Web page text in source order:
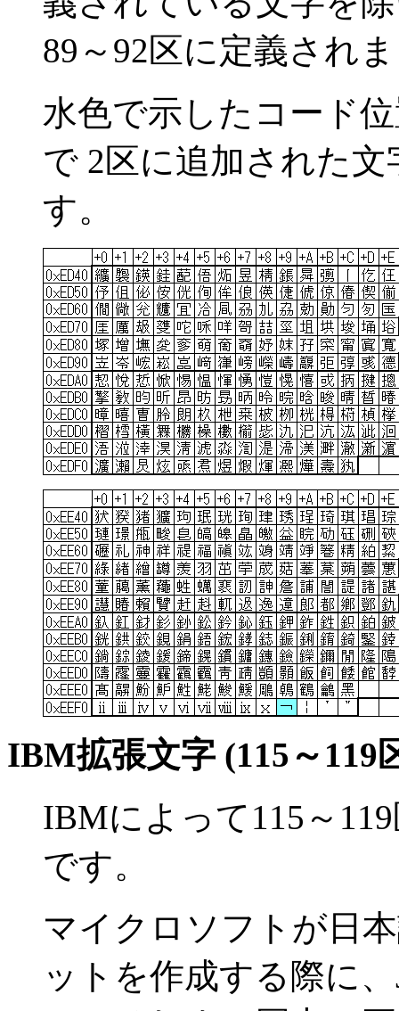
89～92区に定義され
水色で示したコード
で 2区に追加された
す。
IBM拡張文字 (115～119
IBMによって115～
です。
マイクロソフトが日
ットを作成する際に